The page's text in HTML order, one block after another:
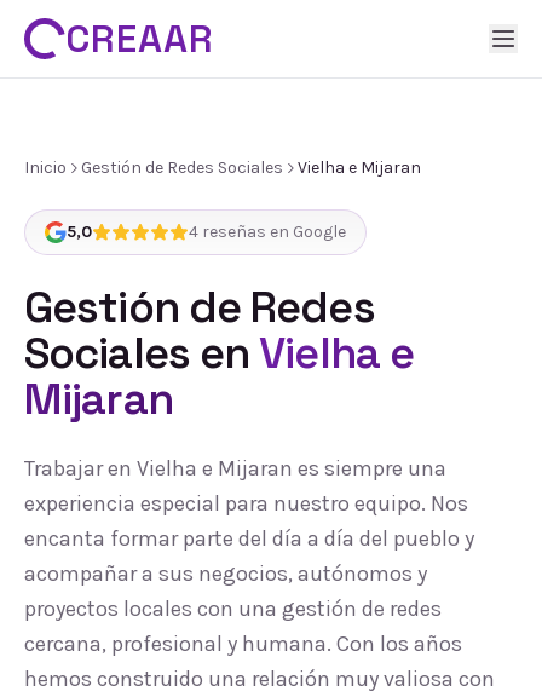
CREAAR
Inicio Gestión de Redes Sociales Vielha e Mijaran
5,0 4 reseñas en Google
Gestión de Redes
Sociales enVielha e
Mijaran
Trabajar en Vielha e Mijaran es siempre una
experiencia especial para nuestro equipo. Nos
encanta formar parte del día a día del pueblo y
acompañar a sus negocios, autónomos y
proyectos locales con una gestión de redes
cercana, profesional y humana. Con los años
hemos construido una relación muy valiosa con